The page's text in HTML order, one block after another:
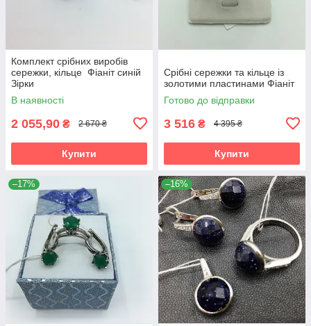
Комплект срібних виробів
сережки, кільце Фіаніт синій
Зірки
В наявності
2 055,90 ₴ 2 670 ₴
Купити
Срібні сережки та кільце із
золотими пластинами Фіаніт
Готово до відправки
3 516 ₴ 4 395 ₴
Купити
–17% –16%